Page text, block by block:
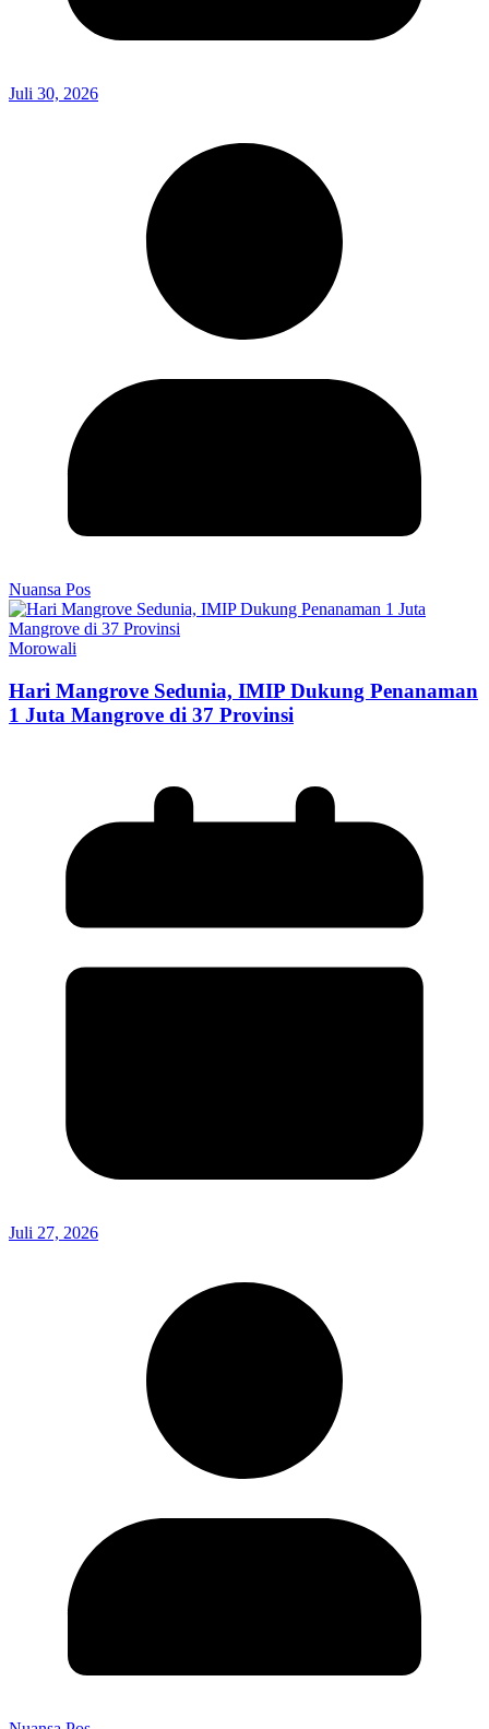
Juli 30, 2026
Nuansa Pos
Morowali
Hari Mangrove Sedunia, IMIP Dukung Penanaman
1 Juta Mangrove di 37 Provinsi
Juli 27, 2026